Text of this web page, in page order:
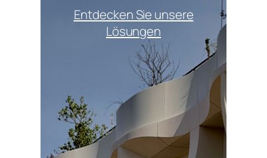
Entdecken Sie unsere
Lösungen